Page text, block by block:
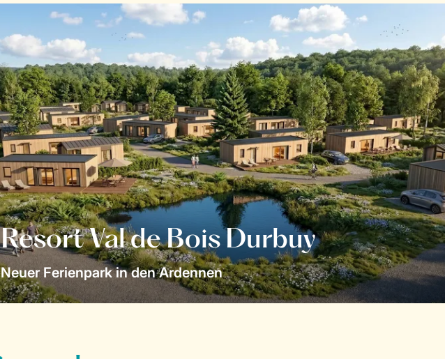
Resort Val de Bois Durbuy
Neuer Ferienpark in den Ardennen